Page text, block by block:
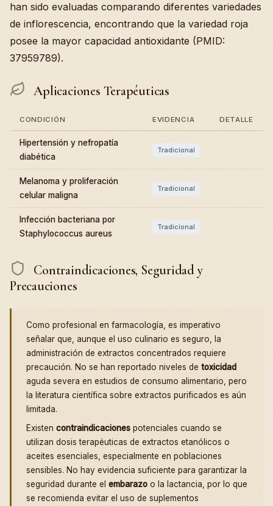
han sido evaluadas comparando diferentes variedades
de inflorescencia, encontrando que la variedad roja
posee la mayor capacidad antioxidante (PMID:
37959789).
Aplicaciones Terapéuticas
CONDICIÓN EVIDENCIA DETALLE
Hipertensión y nefropatía
diabética
Tradicional
Melanoma y proliferación
celular maligna
Tradicional
Infección bacteriana por
Staphylococcus aureus
Tradicional
Contraindicaciones, Seguridad y
Precauciones
Como profesional en farmacología, es imperativo
señalar que, aunque el uso culinario es seguro, la
administración de extractos concentrados requiere
precaución. No se han reportado niveles de toxicidad
aguda severa en estudios de consumo alimentario, pero
la literatura científica sobre extractos purificados es aún
limitada.
Existen contraindicaciones potenciales cuando se
utilizan dosis terapéuticas de extractos etanólicos o
aceites esenciales, especialmente en poblaciones
sensibles. No hay evidencia suficiente para garantizar la
seguridad durante el embarazo o la lactancia, por lo que
se recomienda evitar el uso de suplementos